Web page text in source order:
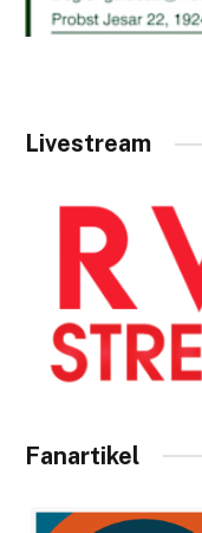
Livestream
Fanartikel